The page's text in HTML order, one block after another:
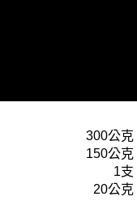
300公克
150公克
1支
20公克